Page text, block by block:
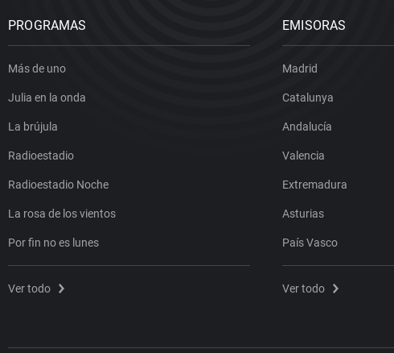
PROGRAMAS
Más de uno
Julia en la onda
La brújula
Radioestadio
Radioestadio Noche
La rosa de los vientos
Por fin no es lunes
Ver todo
EMISORAS
Madrid
Catalunya
Andalucía
Valencia
Extremadura
Asturias
País Vasco
Ver todo